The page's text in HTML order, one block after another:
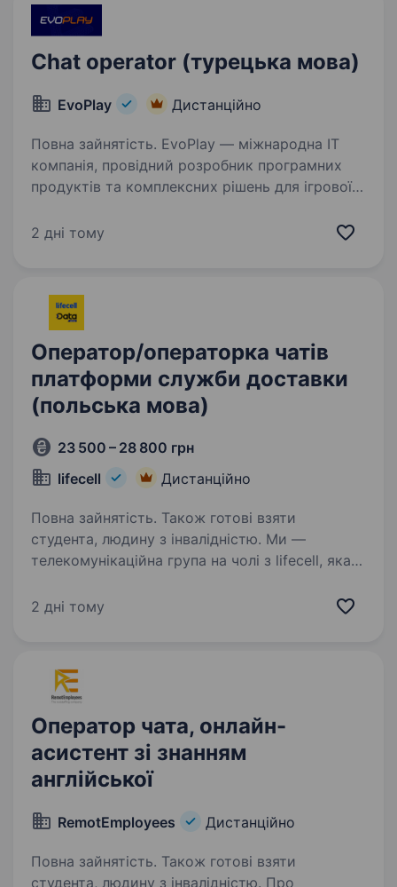
Chat operator (турецька мова)
EvoPlay Дистанційно
Повна зайнятість. EvoPlay — міжнародна IT
компанія, провідний розробник програмних
продуктів та комплексних рішень для ігрової
Оператора служби підтримки зі знанням
2 дні тому
Оператор/операторка чатів
платформи служби доставки
(польська мова)
23 500 – 28 800 грн
lifecell
Дистанційно
Повна зайнятість. Також готові взяти
студента, людину з інвалідністю. Ми —
телекомунікаційна група на чолі з lifecell, яка
інтернет, телебачення та цифрові сервіси для
2 дні тому
Оператор чата, онлайн-
асистент зі знанням
англійської
RemotEmployees Дистанційно
Повна зайнятість. Також готові взяти
студента, людину з інвалідністю. Про